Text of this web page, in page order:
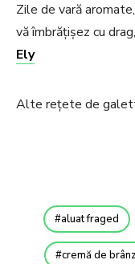
Zile de vară aromate,
vă îmbrățișez cu drag,
Ely
Alte rețete de
aluat fraged
cremă de